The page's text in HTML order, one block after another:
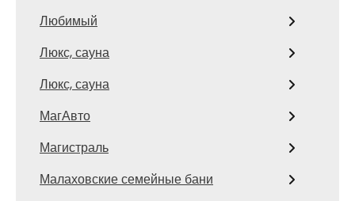
Любимый
Люкс, сауна
Люкс, сауна
МагАвто
Магистраль
Малаховские семейные бани